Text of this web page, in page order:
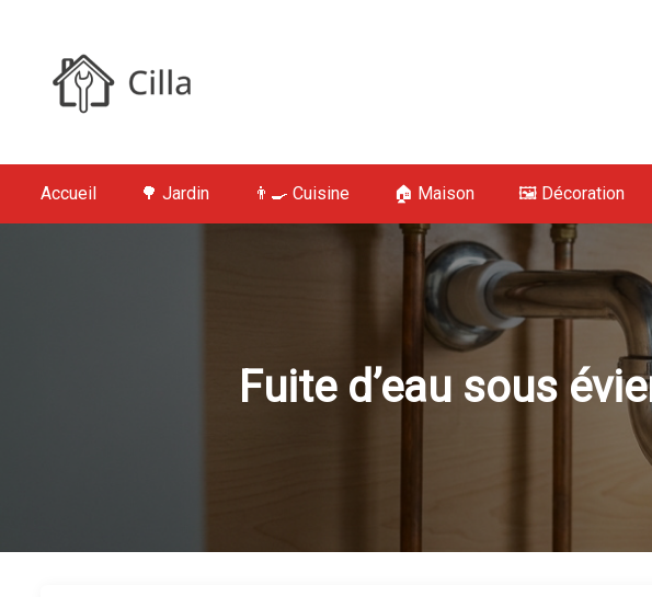
c
n
Cilla : Jardin,
Accueil 🌳 Jardin 👨‍🍳 Cuisine 🏠 Maison 🖼️ Décoration
Fuite d’eau sous